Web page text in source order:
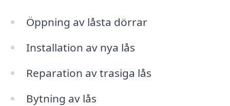
Öppning av låsta dörrar
Installation av nya lås
Reparation av trasiga lås
Bytning av lås